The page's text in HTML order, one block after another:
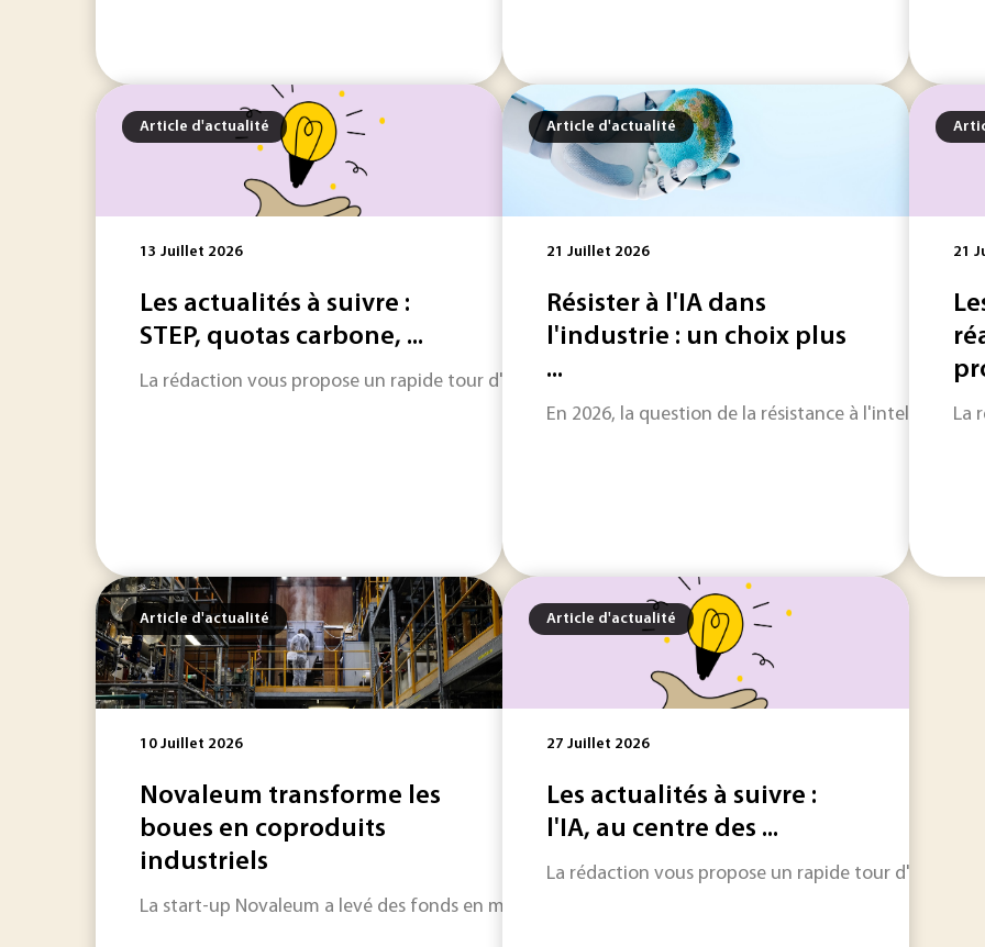
Article d'actualité
13 Juillet 2026
Les actualités à suivre :
STEP, quotas carbone, ...
La rédaction vous propose un rapide tour d'horizon sur les informations qui feront l'actualité
Article d'actualité
21 Juillet 2026
Résister à l'IA dans
l'industrie : un choix plus
...
En 2026, la question de la résistance à l'intelligence
21
La
Article d'actualité
10 Juillet 2026
Novaleum transforme les
boues en coproduits
industriels
La start-up Novaleum a levé des fonds en mars dernier pour développer son procédé de
Article d'actualité
27 Juillet 2026
Les actualités à suivre :
l'IA, au centre des ...
La rédaction vous propose un rapide tour